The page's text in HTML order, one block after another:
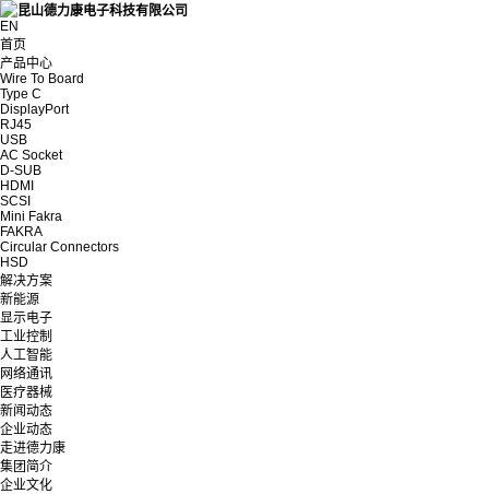
EN
首页
产品中心
Wire To Board
Type C
DisplayPort
RJ45
USB
AC Socket
D-SUB
HDMI
SCSI
Mini Fakra
FAKRA
Circular Connectors
HSD
解决方案
新能源
显示电子
工业控制
人工智能
网络通讯
医疗器械
新闻动态
企业动态
走进德力康
集团简介
企业文化